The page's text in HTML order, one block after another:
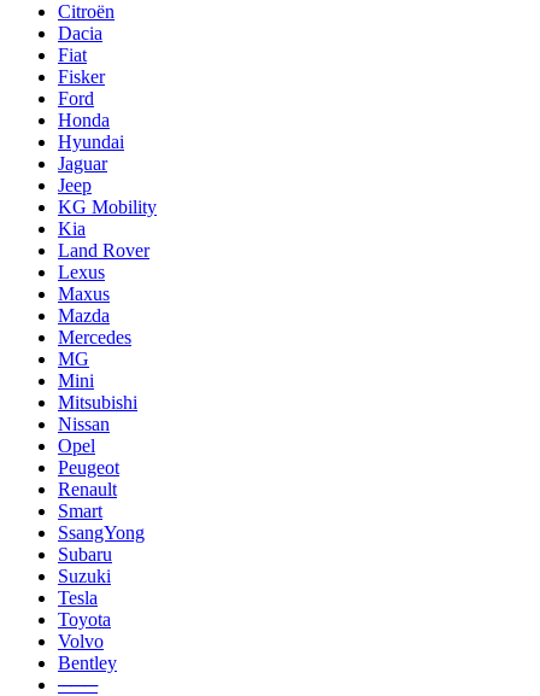
Citroën
Dacia
Fiat
Fisker
Ford
Honda
Hyundai
Jaguar
Jeep
KG Mobility
Kia
Land Rover
Lexus
Maxus
Mazda
Mercedes
MG
Mini
Mitsubishi
Nissan
Opel
Peugeot
Renault
Smart
SsangYong
Subaru
Suzuki
Tesla
Toyota
Volvo
Bentley
───